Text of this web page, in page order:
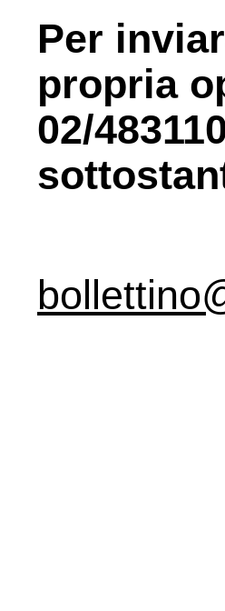
Per
propria
02/